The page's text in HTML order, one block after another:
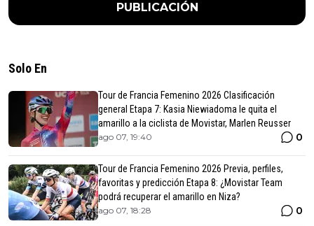
PUBLICACIÓN
Solo En
Tour de Francia Femenino 2026 Clasificación
general Etapa 7: Kasia Niewiadoma le quita el
amarillo a la ciclista de Movistar, Marlen Reusser
ago 07, 19:40 0
Tour de Francia Femenino 2026 Previa, perfiles,
favoritas y predicción Etapa 8: ¿Movistar Team
podrá recuperar el amarillo en Niza?
ago 07, 18:28 0